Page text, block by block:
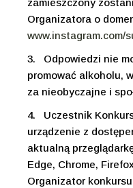
zamieszczony
Organizatora o
www.instagram.com/
3.
Odpowiedzi nie
promować alkoholu,
za nieobyczajne i
4.
Uczestnik
urządzenie z
aktualną
Edge, Chrome,
Organizator